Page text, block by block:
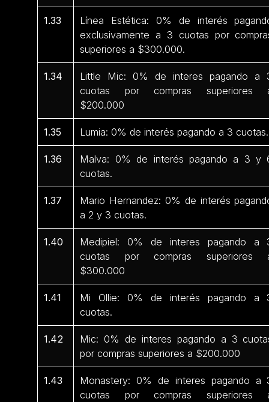
1.33
Línea Estética: 0% de interés
exclusivamente a 3 cuotas por
superiores a $300.000.
1.34
Little Mic: 0% de interes pagando a
cuotas por compras superiores
$200.000
1.35 Lumia: 0% de interés pagando a 3 cuotas.
1.36
Malva: 0% de interés pagando a 3 y
cuotas.
1.37
Mario Hernandez: 0% de interés
a 2 y 3 cuotas.
1.40
Medipiel: 0% de interes pagando a
cuotas por compras superiores
$300.000
1.41
Mi Ollie: 0% de interés pagando a
cuotas.
1.42
Mic: 0% de interes pagando a 3
por compras superiores a $200.000
1.43
Monastery: 0% de interes pagando a
cuotas por compras superiores